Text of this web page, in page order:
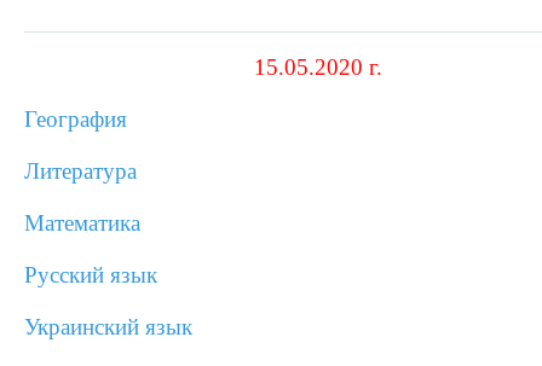
15.05.2020 г.
География
Литература
Математика
Русский язык
Украинский язык